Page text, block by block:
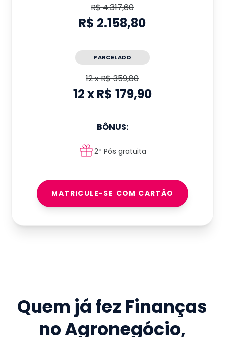
R$ 4.317,60
R$ 2.158,80
PARCELADO
12xR$ 359,80
12xR$ 179,90
BÔNUS:
2ª Pós gratuita
MATRICULE-SE COM CARTÃO
Quem já fez Finanças
no Agronegócio,